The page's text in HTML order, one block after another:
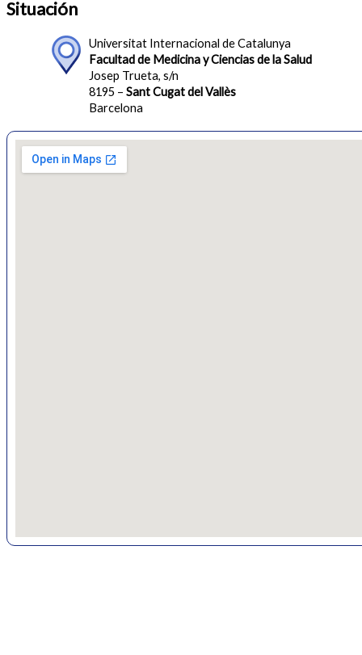
Situación
Universitat Internacional de Catalunya
Facultad de Medicina y Ciencias de la Salud
Josep Trueta, s/n
8195 – Sant Cugat del Vallès
Barcelona